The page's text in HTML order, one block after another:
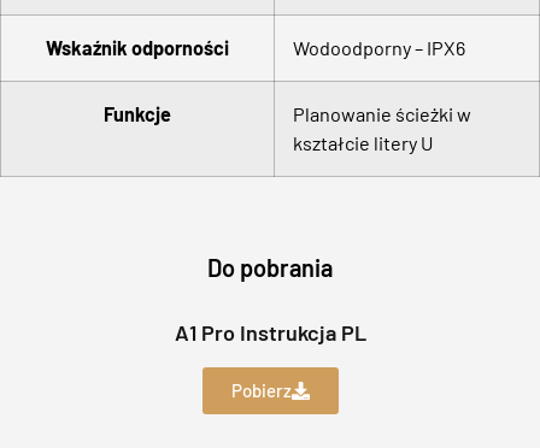
Wskaźnik odporności Wodoodporny – IPX6
Funkcje
Planowanie ścieżki w
kształcie litery U
Do pobrania
A1 Pro Instrukcja PL
Pobierz